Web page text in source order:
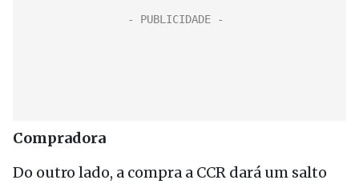
Compradora
Do outro lado, a compra a CCR dará um salto